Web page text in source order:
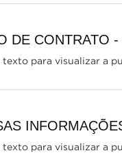
DE CONTRATO
para visualizar a
para visualizar a